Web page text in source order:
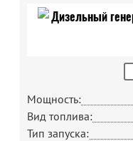
Мощность:
Вид топлива:
Тип запуска: